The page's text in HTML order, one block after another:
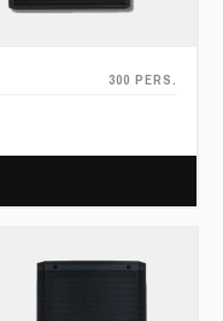
300 PERS.